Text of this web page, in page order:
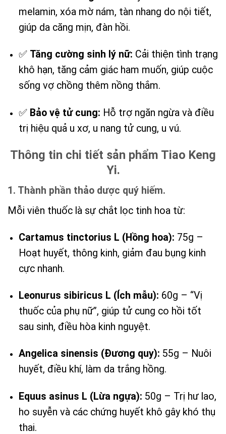
melamin, xóa mờ nám, tàn nhang do nội tiết,
giúp da căng mịn, đàn hồi.
✅ Tăng cường sinh lý nữ: Cải thiện tình trạng
khô hạn, tăng cảm giác ham muốn, giúp cuộc
sống vợ chồng thêm nồng thắm.
✅ Bảo vệ tử cung: Hỗ trợ ngăn ngừa và điều
trị hiệu quả u xơ, u nang tử cung, u vú.
Thông tin chi tiết sản phẩm Tiao Keng
Yi.
1. Thành phần thảo dược quý hiếm.
Mỗi viên thuốc là sự chắt lọc tinh hoa từ:
Cartamus tinctorius L (Hồng hoa): 75g –
Hoạt huyết, thông kinh, giảm đau bụng kinh
cực nhanh.
Leonurus sibiricus L (Ích mẫu): 60g – “Vị
thuốc của phụ nữ”, giúp tử cung co hồi tốt
sau sinh, điều hòa kinh nguyệt.
Angelica sinensis (Đương quy): 55g – Nuôi
huyết, điều khí, làm da trắng hồng.
Equus asinus L (Lừa ngựa): 50g – Trị hư lao,
ho suyễn và các chứng huyết khô gây khó thụ
thai.